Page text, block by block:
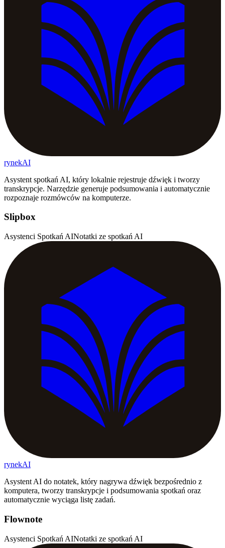
rynekAI
Asystent spotkań AI, który lokalnie rejestruje dźwięk i tworzy
transkrypcje. Narzędzie generuje podsumowania i automatycznie
rozpoznaje rozmówców na komputerze.
Slipbox
Asystenci Spotkań AINotatki ze spotkań AI
rynekAI
Asystent AI do notatek, który nagrywa dźwięk bezpośrednio z
komputera, tworzy transkrypcje i podsumowania spotkań oraz
automatycznie wyciąga listę zadań.
Flownote
Asystenci Spotkań AINotatki ze spotkań AI